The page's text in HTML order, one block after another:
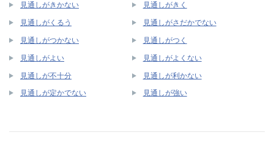
見通しがきかない 見通しがきく
見通しがくるう 見通しがさだかでない
見通しがつかない 見通しがつく
見通しがよい 見通しがよくない
見通しが不十分 見通しが利かない
見通しが定かでない 見通しが強い